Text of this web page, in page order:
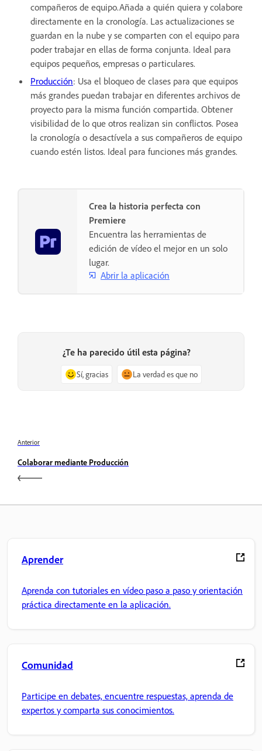
compañeros de equipo.Añada a quién quiera y colabore
directamente en la cronología. Las actualizaciones se
guardan en la nube y se comparten con el equipo para
poder trabajar en ellas de forma conjunta. Ideal para
equipos pequeños, empresas o particulares.
Producción: Usa el bloqueo de clases para que equipos
más grandes puedan trabajar en diferentes archivos de
proyecto para la misma función compartida. Obtener
visibilidad de lo que otros realizan sin conflictos. Posea
la cronología o desactívela a sus compañeros de equipo
cuando estén listos. Ideal para funciones más grandes.
Crea la historia perfecta con
Premiere
Encuentra las herramientas de
edición de vídeo el mejor en un solo
lugar.
Abrir la aplicación
¿Te ha parecido útil esta página?
Sí, gracias La verdad es que no
Anterior
Colaborar mediante Producción
Aprender
Aprenda con tutoriales en vídeo paso a paso y orientación
práctica directamente en la aplicación.
Comunidad
Participe en debates, encuentre respuestas, aprenda de
expertos y comparta sus conocimientos.